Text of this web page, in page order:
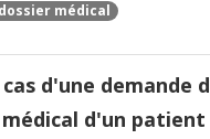
médical
d'une demande
d'un patient